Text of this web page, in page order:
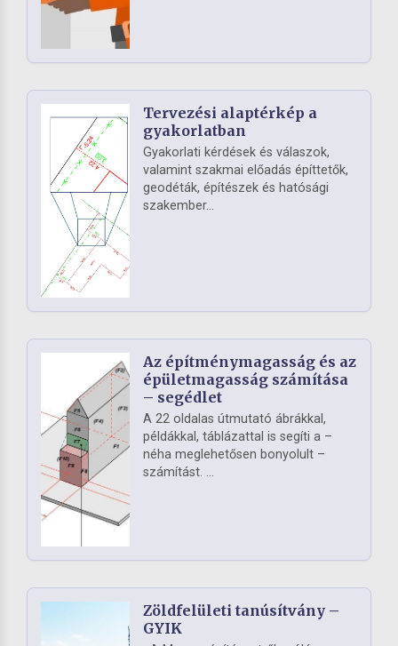
Tervezési alaptérkép a
gyakorlatban
Gyakorlati kérdések és válaszok,
valamint szakmai előadás építtetők,
geodéták, építészek és hatósági
szakember...
Az építménymagasság és az
épületmagasság számítása
– segédlet
A 22 oldalas útmutató ábrákkal,
példákkal, táblázattal is segíti a –
néha meglehetősen bonyolult –
számítást. ...
Zöldfelületi tanúsítvány –
GYIK